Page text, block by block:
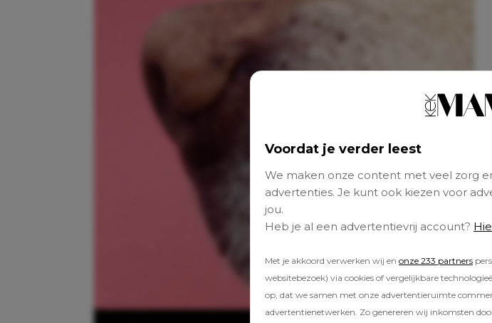
Voordat je verder leest
We maken onze content met veel zorg
advertenties. Je kunt ook kiezen voor
jou.
Heb je al een advertentievrij account?
Met je akkoord verwerken wij en onze 233 partners
websitebezoek) via cookies of vergelijkbare
op, dat we samen met onze advertentieruimte
advertentienetwerken. Zo genereren wij inkomsten